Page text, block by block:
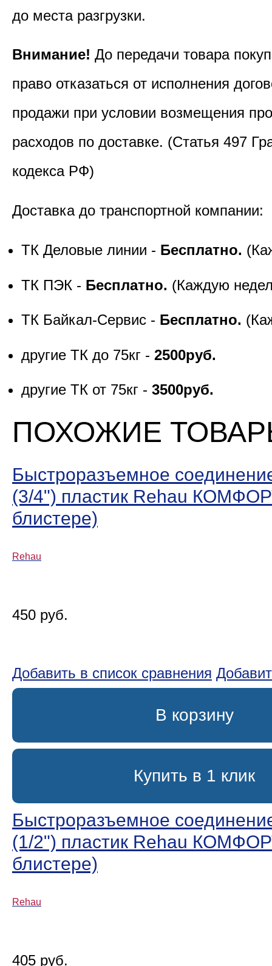
до места разгрузки.
Внимание! До передачи товара
право отказаться от исполнения
продажи при условии возмещения
расходов по доставке. (Статья 497
кодекса РФ)
Доставка до транспортной компании:
ТК Деловые линии - Бесплатно.
ТК ПЭК - Бесплатно. (Каждую
ТК Байкал-Сервис - Бесплатно.
другие ТК до 75кг - 2500руб.
другие ТК от 75кг - 3500руб.
ПОХОЖИЕ
Быстроразъемное
(3/4ʺ) пластик Rehau
блистере)
Rehau
450 руб.
Добавить в список сравнения
В корзину
Купить в 1 клик
Быстроразъемное
(1/2ʺ) пластик Rehau
блистере)
Rehau
405 руб.